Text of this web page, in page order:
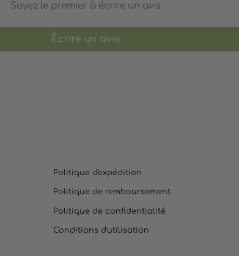
Soyez le premier à écrire un avis
Écrire un avis
Politique d'expédition
Politique de remboursement
Politique de confidentialité
Conditions d'utilisation